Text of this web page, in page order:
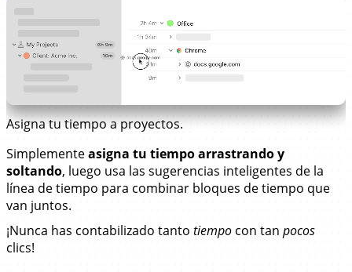
Asigna tu tiempo a proyectos.
Simplementeasigna tu tiempo arrastrando y
soltando, luego usa las sugerencias inteligentes de la
línea de tiempo para combinar bloques de tiempo que
van juntos.
¡Nunca has contabilizado tanto tiempo con tan pocos
clics!